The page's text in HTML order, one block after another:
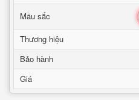
Mầu sắc
Thương hiệu
Bảo hành
Giá